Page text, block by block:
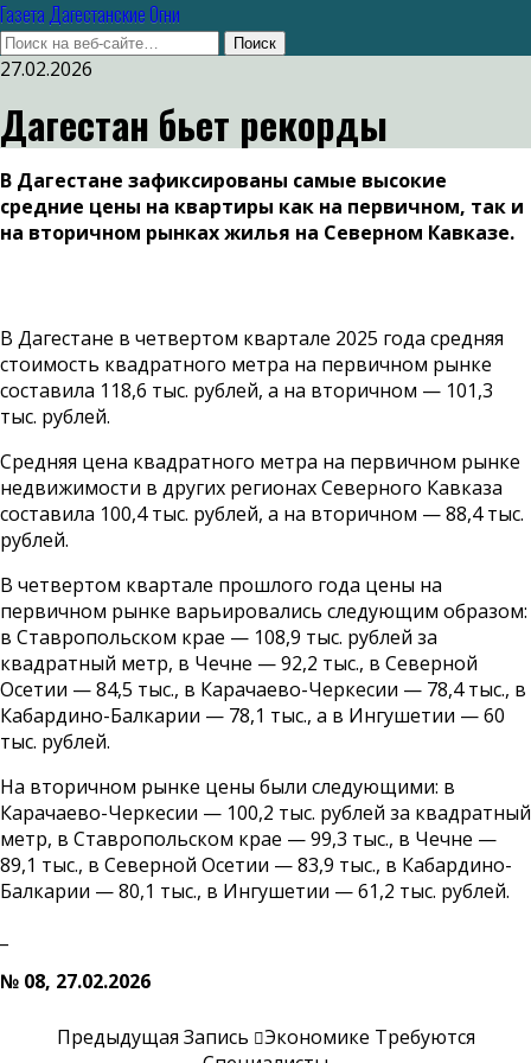
Газета Дагестанские Огни
27.02.2026
Дагестан бьет рекорды
В Дагестане зафиксированы самые высокие
средние цены на квартиры как на первичном, так и
на вторичном рынках жилья на Северном Кавказе.
В Дагестане в четвертом квартале 2025 года средняя
стоимость квадратного метра на первичном рынке
составила 118,6 тыс. рублей, а на вторичном — 101,3
тыс. рублей.
Средняя цена квадратного метра на первичном рынке
недвижимости в других регионах Северного Кавказа
составила 100,4 тыс. рублей, а на вторичном — 88,4 тыс.
рублей.
В четвертом квартале прошлого года цены на
первичном рынке варьировались следующим образом:
в Ставропольском крае — 108,9 тыс. рублей за
квадратный метр, в Чечне — 92,2 тыс., в Северной
Осетии — 84,5 тыс., в Карачаево-Черкесии — 78,4 тыс., в
Кабардино-Балкарии — 78,1 тыс., а в Ингушетии — 60
тыс. рублей.
На вторичном рынке цены были следующими: в
Карачаево-Черкесии — 100,2 тыс. рублей за квадратный
метр, в Ставропольском крае — 99,3 тыс., в Чечне —
89,1 тыс., в Северной Осетии — 83,9 тыс., в Кабардино-
Балкарии — 80,1 тыс., в Ингушетии — 61,2 тыс. рублей.
№ 08, 27.02.2026
Предыдущая Запись
Экономике Требуются